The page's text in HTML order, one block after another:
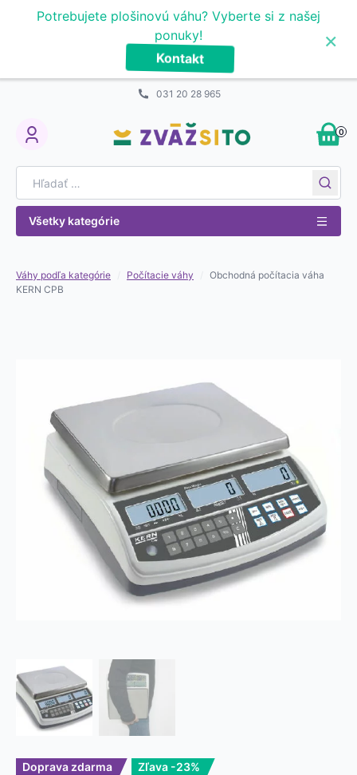
Potrebujete plošinovú váhu? Vyberte si z našej
ponuky!
Kontakt
×
031 20 28 965
My Account
0
Všetky kategórie
Váhy podľa kategórie Počítacie váhy
Obchodná počítacia váha
KERN CPB
Doprava zdarma Zľava -23%